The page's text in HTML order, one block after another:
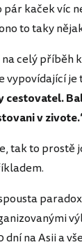
pár kaček víc
to taky
na celý příběh
vypovídající je
cestovatel.
v
tak to prostě
dní na Asii a